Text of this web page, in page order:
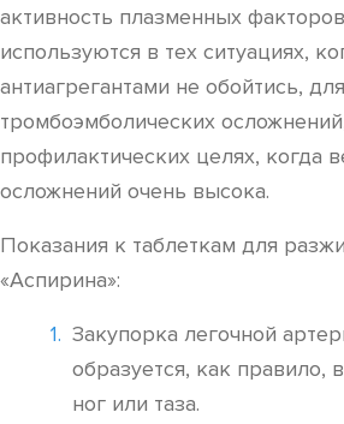
активность плазменных
используются в тех ситуациях,
антиагрегантами не обойтись,
тромбоэмболических
профилактических целях, когда
осложнений очень высока.
Показания к таблеткам для
«Аспирина»:
Закупорка легочной
образуется, как правило,
ног или таза.